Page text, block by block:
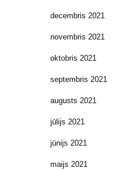
decembris 2021
novembris 2021
oktobris 2021
septembris 2021
augusts 2021
jūlijs 2021
jūnijs 2021
maijs 2021